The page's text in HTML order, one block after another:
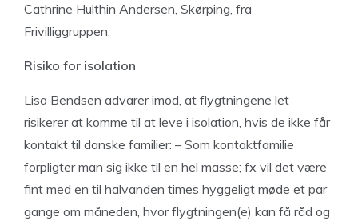
Cathrine Hulthin Andersen, Skørping, fra
Frivilliggruppen.
Risiko for isolation
Lisa Bendsen advarer imod, at flygtningene let
risikerer at komme til at leve i isolation, hvis de ikke får
kontakt til danske familier: – Som kontaktfamilie
forpligter man sig ikke til en hel masse; fx vil det være
fint med en til halvanden times hyggeligt møde et par
gange om måneden, hvor flygtningen(e) kan få råd og